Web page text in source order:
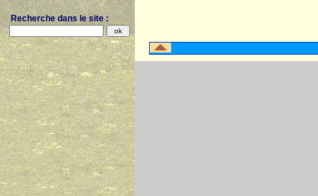
Recherche dans le site :